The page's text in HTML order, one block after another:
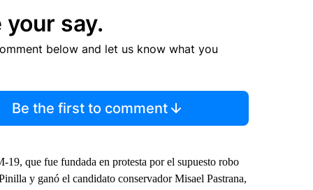
your say.
below and let us know what you
Be the first to comment
19, que fue fundada en protesta por el supuesto robo
y ganó el candidato conservador Misael Pastrana,